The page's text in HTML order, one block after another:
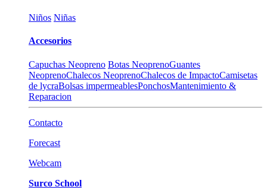
Niños Niñas
Accesorios
Capuchas Neopreno Botas NeoprenoGuantes
NeoprenoChalecos NeoprenoChalecos de ImpactoCamisetas
de lycraBolsas impermeablesPonchosMantenimiento &
Reparacion
Contacto
Forecast
Webcam
Surco School